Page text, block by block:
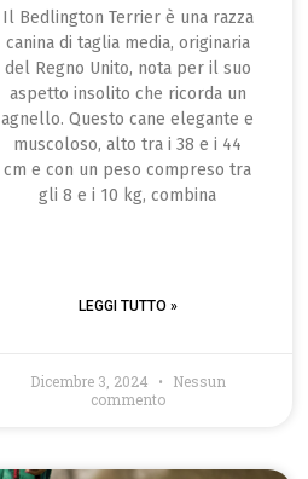
Il Bedlington Terrier è una razza
canina di taglia media, originaria
del Regno Unito, nota per il suo
aspetto insolito che ricorda un
agnello. Questo cane elegante e
muscoloso, alto tra i 38 e i 44
cm e con un peso compreso tra
gli 8 e i 10 kg, combina
LEGGI TUTTO »
Dicembre 3, 2024
Nessun
commento